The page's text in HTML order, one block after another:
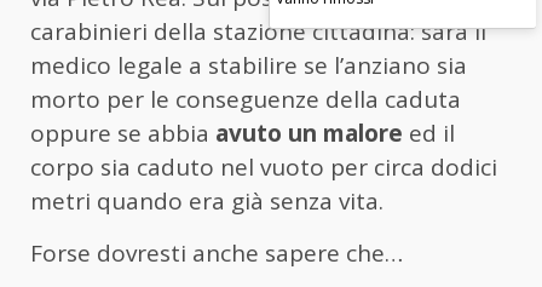
carabinieri della stazione cittadina: sarà il
medico legale a stabilire se l’anziano sia
morto per le conseguenze della caduta
oppure se abbia avuto un malore ed il
corpo sia caduto nel vuoto per circa dodici
metri quando era già senza vita.
Forse dovresti anche sapere che…